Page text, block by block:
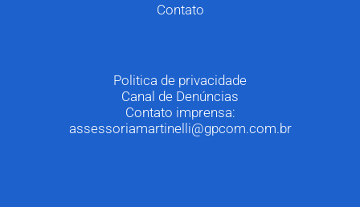
Contato
Politica de privacidade
Canal de Denúncias
Contato imprensa:
assessoriamartinelli@gpcom.com.br